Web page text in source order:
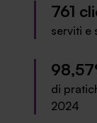
761
serviti e
di
2024